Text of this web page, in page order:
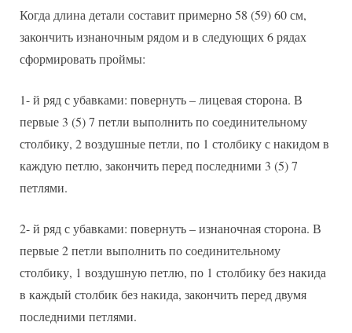
Когда длина детали составит примерно 58 (59) 60 см,
закончить изнаночным рядом и в следующих 6 рядах
сформировать проймы:
1- й ряд с убавками: повернуть – лицевая сторона. В
первые 3 (5) 7 петли выполнить по соединительному
столбику, 2 воздушные петли, по 1 столбику с накидом в
каждую петлю, закончить перед последними 3 (5) 7
петлями.
2- й ряд с убавками: повернуть – изнаночная сторона. В
первые 2 петли выполнить по соединительному
столбику, 1 воздушную петлю, по 1 столбику без накида
в каждый столбик без накида, закончить перед двумя
последними петлями.